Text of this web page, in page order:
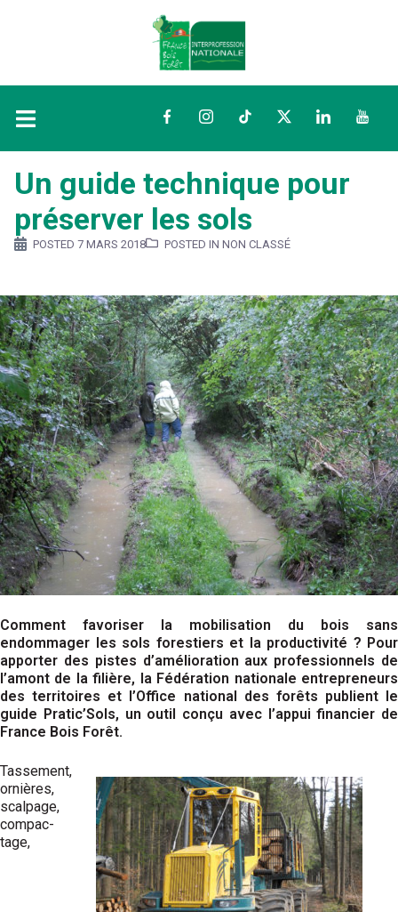
FacebookInstagramTikTokTwitterLinkedIn
Un guide technique pour
préserver les sols
POSTED 7 MARS 2018 POSTED IN NON CLASSÉ
Comment favoriser la mobilisation du bois sans
endommager les sols forestiers et la productivité ? Pour
apporter des pistes d’amélioration aux professionnels de
l’amont de la filière, la Fédération nationale entrepreneurs
des territoires et l’Office national des forêts publient le
guide Pratic’Sols, un outil conçu avec l’appui financier de
France Bois Forêt.
Tassement,
ornières,
scalpage,
compac­
tage,